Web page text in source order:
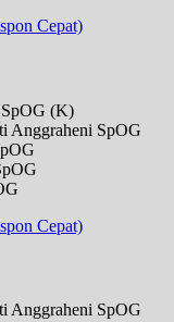
Cepat)
(K)
Anggraheni SpOG
Cepat)
Anggraheni SpOG